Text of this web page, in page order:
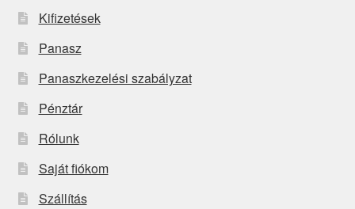
Kifizetések
Panasz
Panaszkezelési szabályzat
Pénztár
Rólunk
Saját fiókom
Szállítás